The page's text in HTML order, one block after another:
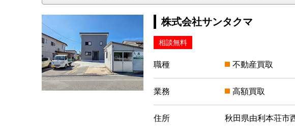
株式会社サンタクマ
相談無料
職種 不動産買取
業務 高額買取
住所 秋田県由利本荘市